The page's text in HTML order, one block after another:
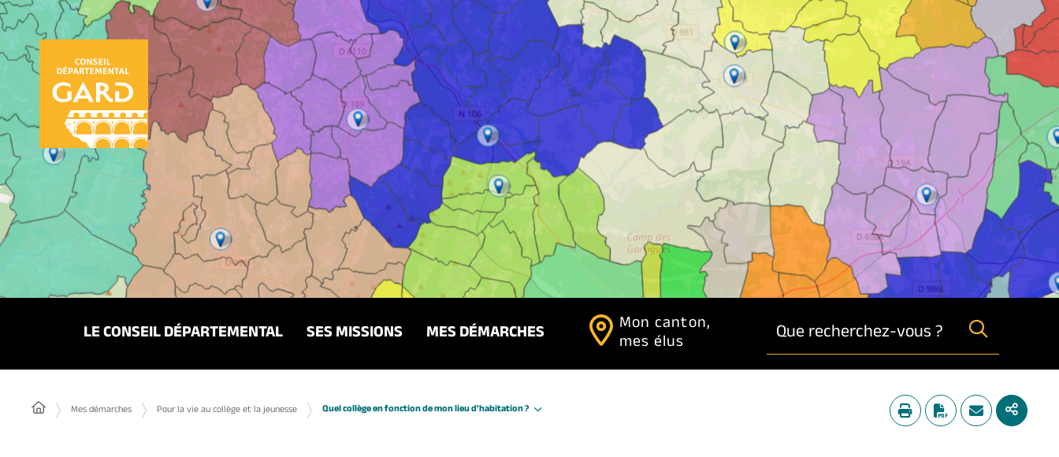
Panneau de gestion des cookies
LE CONSEIL DÉPARTEMENTAL SES MISSIONS MES DÉMARCHES Mon canton,
mes élus Que recherchez-vous ?
Mes démarches Pour la vie au collège et la jeunesse Quel collège en fonction de mon lieu d’habitation ?